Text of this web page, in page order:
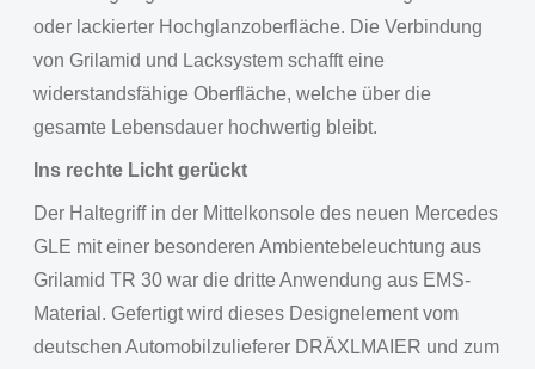
oder lackierter Hochglanzoberfläche. Die Verbindung
von Grilamid und Lacksystem schafft eine
widerstandsfähige Oberfläche, welche über die
gesamte Lebensdauer hochwertig bleibt.
Ins rechte Licht gerückt
Der Haltegriff in der Mittelkonsole des neuen Mercedes
GLE mit einer besonderen Ambientebeleuchtung aus
Grilamid TR 30 war die dritte Anwendung aus EMS-
Material. Gefertigt wird dieses Designelement vom
deutschen Automobilzulieferer DRÄXLMAIER und zum